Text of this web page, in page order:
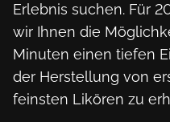
Erlebnis suchen. Für
wir Ihnen die
Minuten einen tiefen
der Herstellung von
feinsten Likören zu